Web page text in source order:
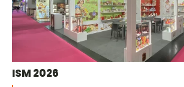
ISM 2026